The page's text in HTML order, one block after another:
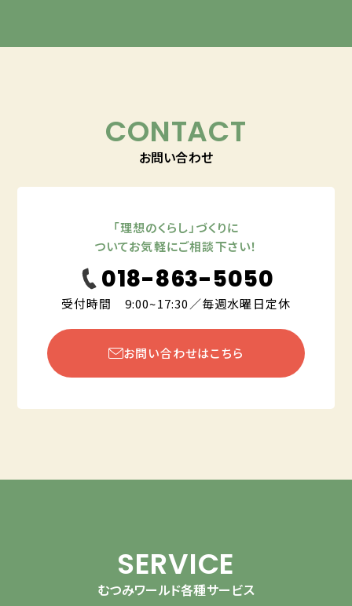
CONTACT
お問い合わせ
「理想のくらし」づくりに
ついてお気軽にご相談下さい！
018-863-5050
受付時間 9:00~17:30／毎週水曜日定休
お問い合わせはこちら
SERVICE
むつみワールド各種サービス